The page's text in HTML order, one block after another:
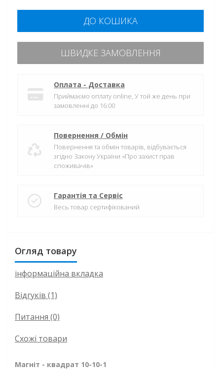
ДО КОШИКА
ШВИДКЕ ЗАМОВЛЕННЯ
Оплата - Доставка
Приймаємо оплату online, У той же день при
замовленні до 16:00
Повернення / Обмін
Повернення та обмін товарів, відбувається
згідно Закону України «Про захист прав
споживачів»
Гарантія та Сервіс
Весь товар сертифікований
Огляд товару
інформаційна вкладка
Відгуків (1)
Питання (0)
Схожі товари
Магніт - квадрат 10-10-1